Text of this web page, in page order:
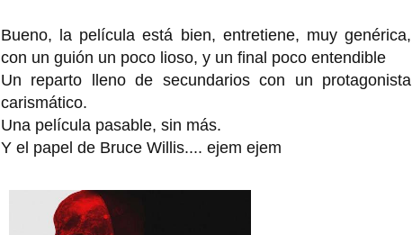
Bueno, la película está bien, entretiene, muy genérica,
con un guión un poco lioso, y un final poco entendible
Un reparto lleno de secundarios con un protagonista
carismático.
Una película pasable, sin más.
Y el papel de Bruce Willis.... ejem ejem